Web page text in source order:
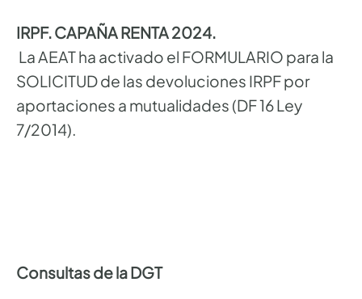
IRPF. CAPAÑA RENTA 2024.
La AEAT ha activado el FORMULARIO para la
SOLICITUD de las devoluciones IRPF por
aportaciones a mutualidades (DF 16 Ley
7/2014).
Consultas de la DGT